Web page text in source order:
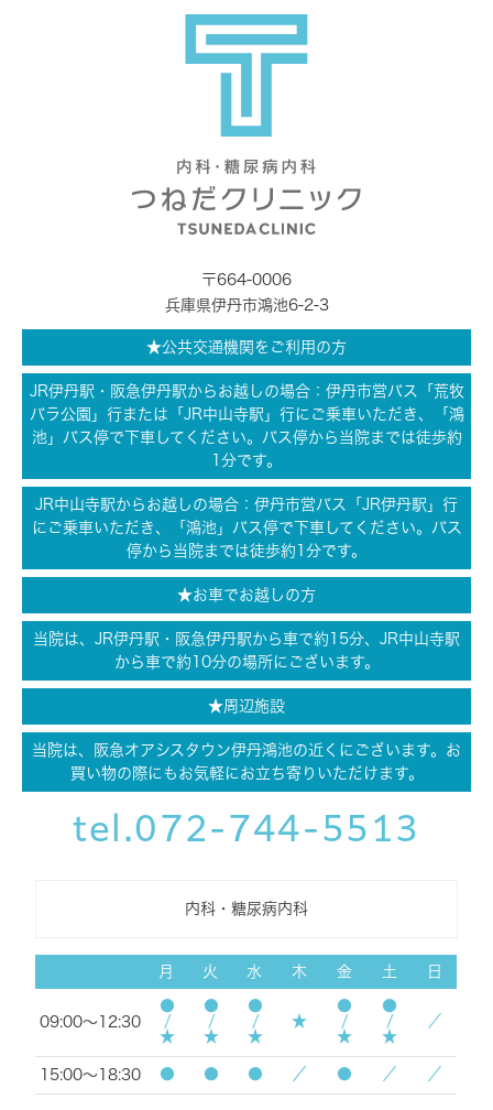
〒664-0006
兵庫県伊丹市鴻池6-2-3
★公共交通機関をご利用の方
JR伊丹駅・阪急伊丹駅からお越しの場合：伊丹市営バス「荒牧
バラ公園」行または「JR中山寺駅」行にご乗車いただき、「鴻
池」バス停で下車してください。バス停から当院までは徒歩約
1分です。
JR中山寺駅からお越しの場合：伊丹市営バス「JR伊丹駅」行
にご乗車いただき、「鴻池」バス停で下車してください。バス
停から当院までは徒歩約1分です。
★お車でお越しの方
当院は、JR伊丹駅・阪急伊丹駅から車で約15分、JR中山寺駅
から車で約10分の場所にございます。
★周辺施設
当院は、阪急オアシスタウン伊丹鴻池の近くにございます。お
買い物の際にもお気軽にお立ち寄りいただけます。
tel.072-744-5513
内科・糖尿病内科
月 火 水 木 金 土 日
09:00～12:30 ●/★ ●/★ ●/★ ★ ●/★ ●/★ ／
15:00～18:30 ● ● ● ／ ● ／ ／